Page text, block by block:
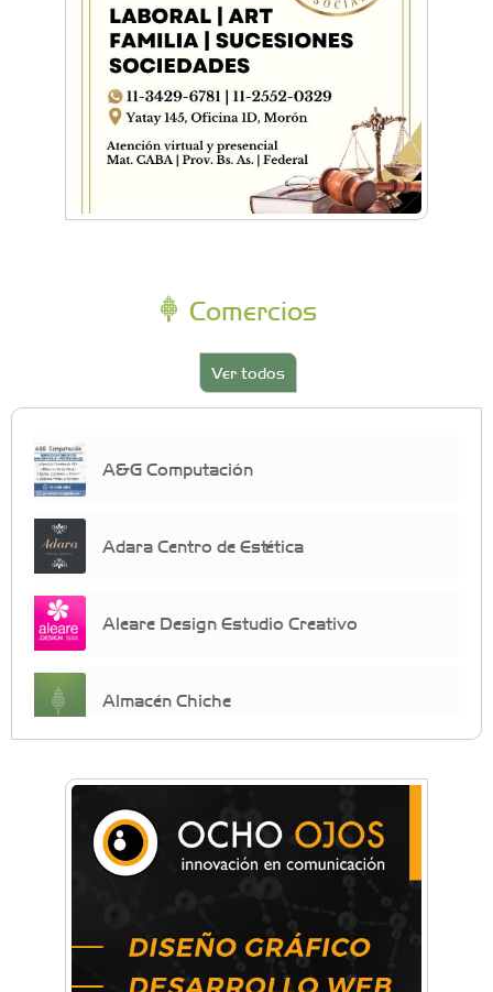
Comercios
Ver todos
A&G Computación
Adara Centro de Estética
Aleare Design Estudio Creativo
Almacén Chiche
crecimiento personal
Arq. Horacio Alejandro Sánchez
Artística ApasionArte